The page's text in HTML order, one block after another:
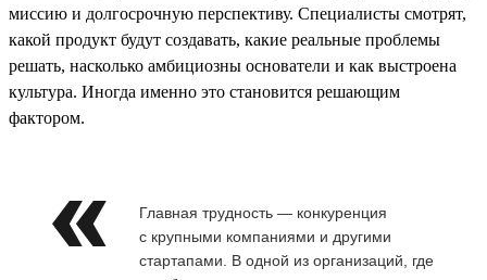
миссию и долгосрочную перспективу. Специалисты смотрят,
какой продукт будут создавать, какие реальные проблемы
решать, насколько амбициозны основатели и как выстроена
культура. Иногда именно это становится решающим
фактором.
Главная трудность — конкуренция
с крупными компаниями и другими
стартапами. В одной из организаций, где